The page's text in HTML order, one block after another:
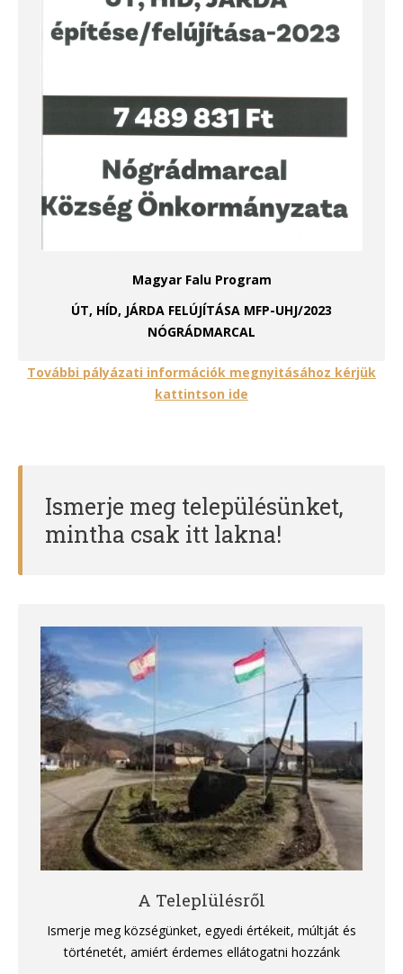
Magyar Falu Program
ÚT, HÍD, JÁRDA FELÚJÍTÁSA MFP-UHJ/2023
NÓGRÁDMARCAL
További pályázati információk megnyitásához kérjük
kattintson ide
Ismerje meg településünket,
mintha csak itt lakna!
A Teleplülésről
Ismerje meg községünket, egyedi értékeit, múltját és
történetét, amiért érdemes ellátogatni hozzánk